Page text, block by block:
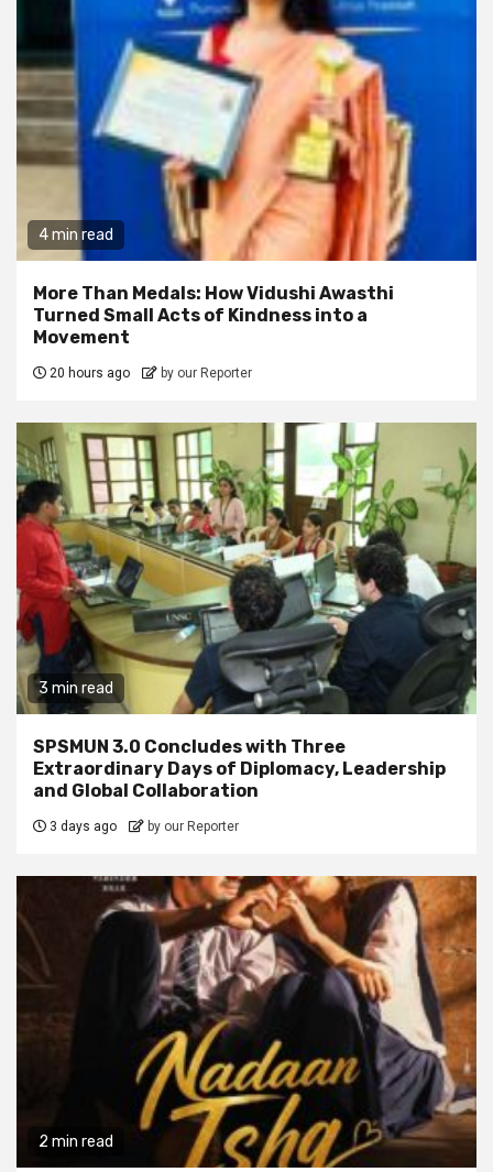
4 min read
More Than Medals: How Vidushi Awasthi
Turned Small Acts of Kindness into a
Movement
20 hours ago by our Reporter
3 min read
SPSMUN 3.0 Concludes with Three
Extraordinary Days of Diplomacy, Leadership
and Global Collaboration
3 days ago by our Reporter
2 min read